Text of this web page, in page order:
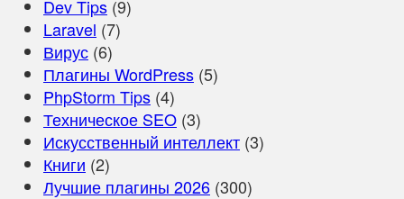
Dev Tips (9)
Laravel (7)
Вирус (6)
Плагины WordPress (5)
PhpStorm Tips (4)
Техническое SEO (3)
Искусственный интеллект (3)
Книги (2)
Лучшие плагины 2026 (300)